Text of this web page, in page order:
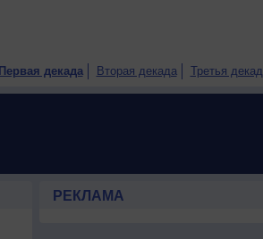
Первая декада Вторая декада Третья
РЕКЛАМА